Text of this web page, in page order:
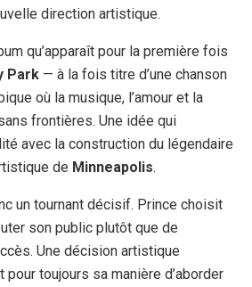
direction artistique.
qu’apparaît pour la première fois
Park — à la fois titre d’une chanson
où la musique, l’amour et la
frontières. Une idée qui
avec la construction du légendaire
de Minneapolis.
un tournant décisif. Prince choisit
son public plutôt que de
Une décision artistique
toujours sa manière d’aborder